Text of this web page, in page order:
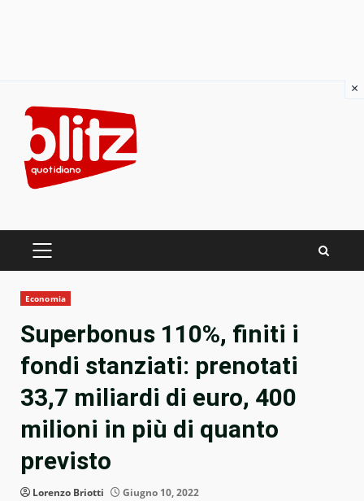
content
PRIMARY
Economia
Superbonus 110%, finiti i
fondi stanziati: prenotati
33,7 miliardi di euro, 400
milioni in più di quanto
previsto
Lorenzo Briotti Giugno 10, 2022
×